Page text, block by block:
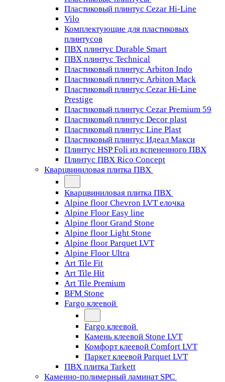
Пластиковый плинтус Cezar Hi-Line
Vilo
Комплектующие для пластиковых
плинтусов
ПВХ плинтус Durable Smart
ПВХ плинтус Technical
Пластиковый плинтус Arbiton Indo
Пластиковый плинтус Arbiton Mack
Пластиковый плинтус Cezar Hi-Line
Prestige
Пластиковый плинтус Cezar Premium 59
Пластиковый плинтус Decor plast
Пластиковый плинтус Line Plast
Пластиковый плинтус Идеал Макси
Плинтус HSP Foli из вспененного ПВХ
Плинтус ПВХ Rico Concept
Кварцвиниловая плитка ПВХ
Кварцвиниловая плитка ПВХ
Alpine floor Chevron LVT елочка
Alpine Floor Easy line
Alpine floor Grand Stone
Alpine floor Light Stone
Alpine floor Parquet LVT
Alpine Floor Ultra
Art Tile Fit
Art Tile Hit
Art Tile Premium
BFM Stone
Fargo клеевой
Fargo клеевой
Камень клеевой Stone LVT
Комфорт клеевой Comfort LVT
Паркет клеевой Parquet LVT
ПВХ плитка Tarkett
Каменно-полимерный ламинат SPC